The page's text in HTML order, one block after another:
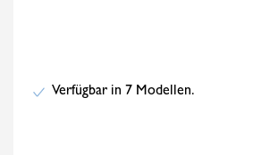
Verfügbar in 7 Modellen.